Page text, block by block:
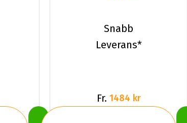
SW-8 XL
Dubbat
2025
Snabb
Leverans*
Fr. 1484 kr